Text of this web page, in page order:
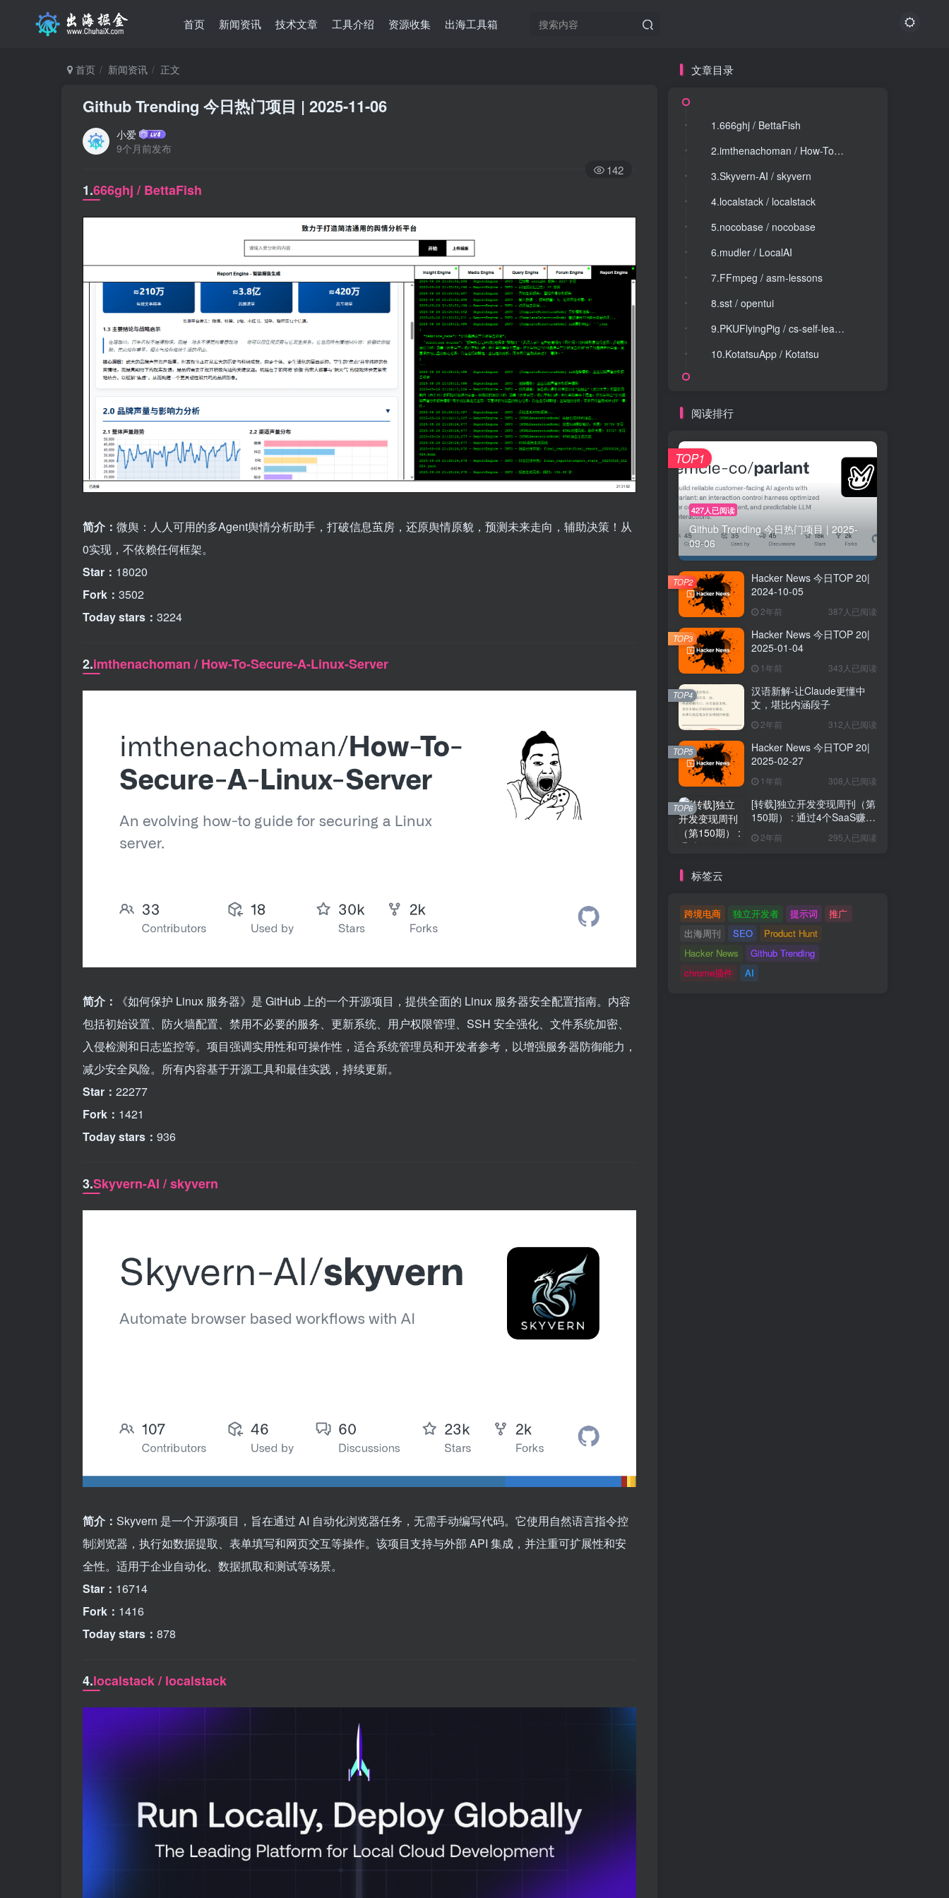
首页 新闻资讯 技术文章 工具介绍 资源收集 出海工具箱
首页 新闻资讯 正文
Github Trending 今日热门项目 | 2025-11-06
小爱
9个月前发布
142
1.666ghj / BettaFish
简介： 微舆：人人可用的多Agent舆情分析助手，打破信息茧房，还原舆情原貌，预测未来走向，辅助决策！从
0实现，不依赖任何框架。
Star： 18020
Fork： 3502
Today stars： 3224
2.imthenachoman / How-To-Secure-A-Linux-Server
简介：
《如何保护 Linux 服务器》是 GitHub 上的一个开源项目，提供全面的 Linux 服务器安全配置指南。内容
包括初始设置、防火墙配置、禁用不必要的服务、更新系统、用户权限管理、SSH 安全强化、文件系统加密、
入侵检测和日志监控等。项目强调实用性和可操作性，适合系统管理员和开发者参考，以增强服务器防御能力，
减少安全风险。所有内容基于开源工具和最佳实践，持续更新。
Star： 22277
Fork： 1421
Today stars： 936
3.Skyvern-AI / skyvern
简介： Skyvern 是一个开源项目，旨在通过 AI 自动化浏览器任务，无需手动编写代码。它使用自然语言指令控
制浏览器，执行如数据提取、表单填写和网页交互等操作。该项目支持与外部 API 集成，并注重可扩展性和安
全性。适用于企业自动化、数据抓取和测试等场景。
Star： 16714
Fork： 1416
Today stars： 878
4.localstack / localstack
文章目录
1.666ghj / BettaFish
2.imthenachoman / How-To-Secure-A-Linux-Server
3.Skyvern-AI / skyvern
4.localstack / localstack
5.nocobase / nocobase
6.mudler / LocalAI
7.FFmpeg / asm-lessons
8.sst / opentui
9.PKUFlyingPig / cs-self-learning
10.KotatsuApp / Kotatsu
文章目录
1.666ghj / BettaFish
2.imthenachoman / How-To-Secure-A-Linux-Server
3.Skyvern-AI / skyvern
4.localstack / localstack
5.nocobase / nocobase
6.mudler / LocalAI
7.FFmpeg / asm-lessons
8.sst / opentui
9.PKUFlyingPig / cs-self-learning
10.KotatsuApp / Kotatsu
阅读排行
427人已阅读
Github Trending 今日热门项目 | 2025-
09-06
TOP1
Hacker News 今日TOP 20|
2024-10-05
2年前 387人已阅读
TOP2
Hacker News 今日TOP 20|
2025-01-04
1年前 343人已阅读
TOP3
汉语新解-让Claude更懂中
文，堪比内涵段子
2年前 312人已阅读
TOP4
Hacker News 今日TOP 20|
2025-02-27
1年前 308人已阅读
TOP5
[转载]独立开发变现周刊（第
150期） : 通过4个SaaS赚取
2年前 295人已阅读
TOP6
标签云
跨境电商 独立开发者 提示词
推广
出海周刊
SEO
Product Hunt
Hacker News
Github Trending
chrome插件
AI